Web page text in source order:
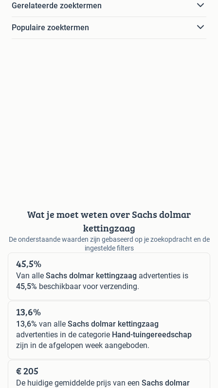
Gerelateerde zoektermen
Populaire zoektermen
Wat je moet weten over Sachs dolmar
kettingzaag
De onderstaande waarden zijn gebaseerd op je zoekopdracht en de
ingestelde filters
45,5%
Van alle Sachs dolmar kettingzaag advertenties is
45,5% beschikbaar voor verzending.
13,6%
13,6% van alle Sachs dolmar kettingzaag
advertenties in de categorie Hand-tuingereedschap
zijn in de afgelopen week aangeboden.
€ 205
De huidige gemiddelde prijs van een Sachs dolmar